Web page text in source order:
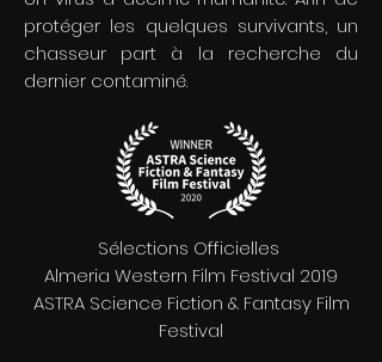
protéger les quelques survivants, un
chasseur part à la recherche du
dernier contaminé.
Sélections Officielles
Almeria Western Film Festival 2019
ASTRA Science Fiction & Fantasy Film
Festival